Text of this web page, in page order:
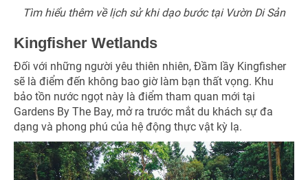
Tìm hiểu thêm về lịch sử khi dạo bước tại Vườn Di Sản
Kingfisher Wetlands
Đối với những người yêu thiên nhiên, Đầm lầy Kingfisher
sẽ là điểm đến không bao giờ làm bạn thất vọng. Khu
bảo tồn nước ngọt này là điểm tham quan mới tại
Gardens By The Bay, mở ra trước mắt du khách sự đa
dạng và phong phú của hệ động thực vật kỳ lạ.